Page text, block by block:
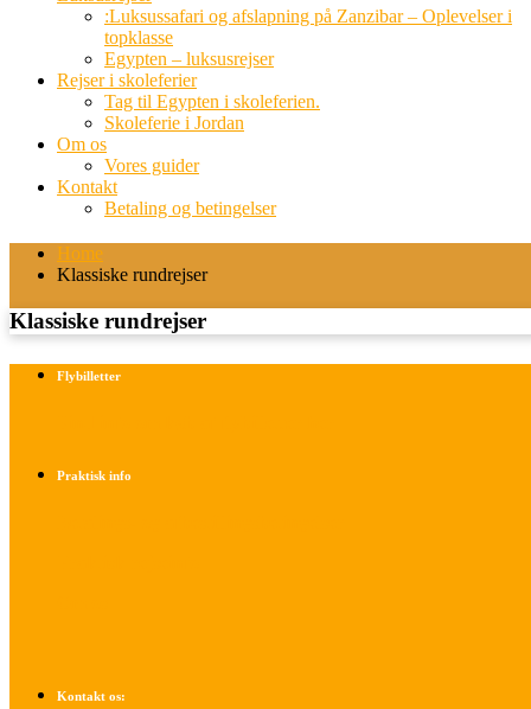
:Luksussafari og afslapning på Zanzibar – Oplevelser i
topklasse
Egypten – luksusrejser
Rejser i skoleferier
Tag til Egypten i skoleferien.
Skoleferie i Jordan
Om os
Vores guider
Kontakt
Betaling og betingelser
Home
Klassiske rundrejser
Klassiske rundrejser
Flybilletter
Praktisk info
Kontakt os: